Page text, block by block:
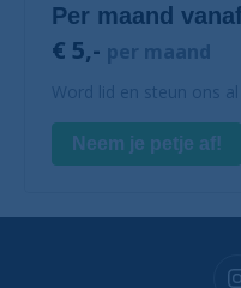
Per maand
€ 5,- per maand
Word lid en steun ons
Neem je petje af!